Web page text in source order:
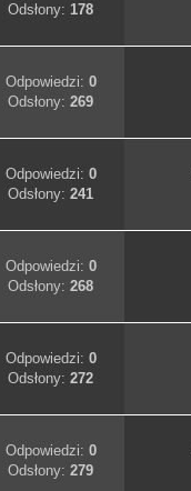
Odsłony:178
Odpowiedzi: 0
Odsłony:269
Odpowiedzi: 0
Odsłony:241
Odpowiedzi: 0
Odsłony:268
Odpowiedzi: 0
Odsłony:272
Odpowiedzi: 0
Odsłony:279